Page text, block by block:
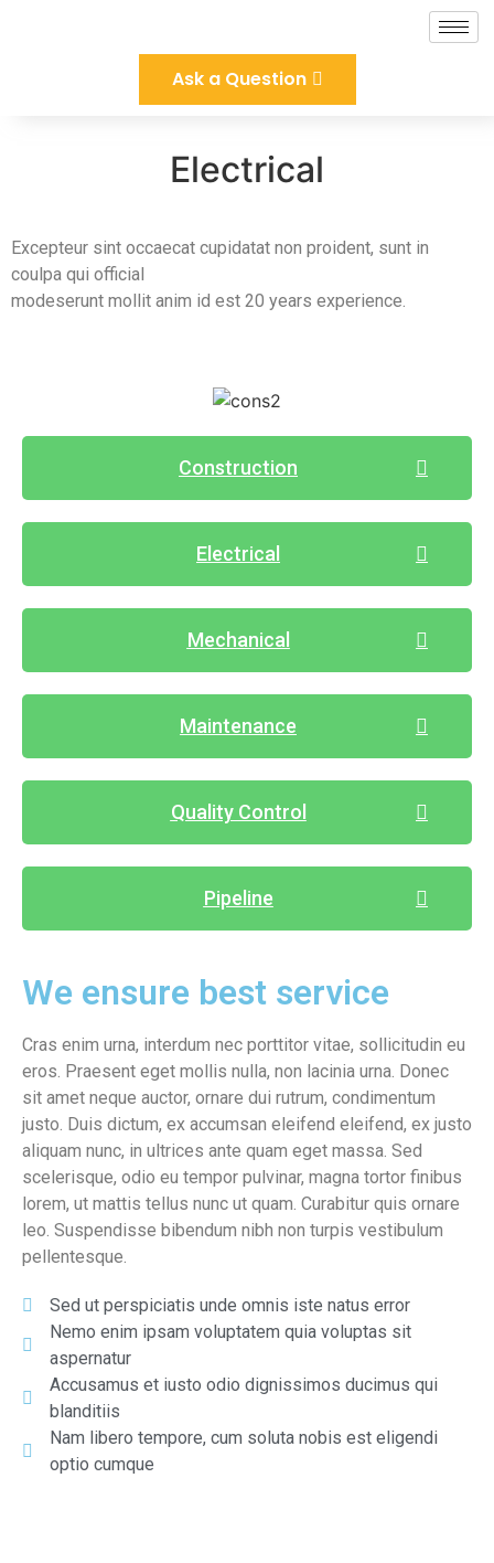
Ask a Question
Electrical
Excepteur sint occaecat cupidatat non proident, sunt in
coulpa qui official
modeserunt mollit anim id est 20 years experience.
Construction
Electrical
Mechanical
Maintenance
Quality Control
Pipeline
We ensure best service
Cras enim urna, interdum nec porttitor vitae, sollicitudin eu
eros. Praesent eget mollis nulla, non lacinia urna. Donec
sit amet neque auctor, ornare dui rutrum, condimentum
justo. Duis dictum, ex accumsan eleifend eleifend, ex justo
aliquam nunc, in ultrices ante quam eget massa. Sed
scelerisque, odio eu tempor pulvinar, magna tortor finibus
lorem, ut mattis tellus nunc ut quam. Curabitur quis ornare
leo. Suspendisse bibendum nibh non turpis vestibulum
pellentesque.
Sed ut perspiciatis unde omnis iste natus error
Nemo enim ipsam voluptatem quia voluptas sit
aspernatur
Accusamus et iusto odio dignissimos ducimus qui
blanditiis
Nam libero tempore, cum soluta nobis est eligendi
optio cumque